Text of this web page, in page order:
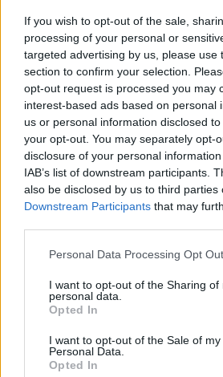
If you wish to opt-out of the sale,
processing of your personal or
targeted advertising by us, please use
section to confirm your selection.
opt-out request is processed you may
interest-based ads based on personal
us or personal information disclosed
your opt-out. You may separately opt-
disclosure of your personal
IAB’s list of downstream participants.
also be disclosed by us to third parties
Downstream Participants that may
Please note that this website/app uses
not limited to your visit or usage
grant or deny consent to Google and
use your data for below specified
consent section.
Personal Data Processing Opt
I want to opt-out of the Sharing of
personal data.
Opted In
I want to opt-out of the Sale of my
Personal Data.
Opted In
figyelmüket, hogy a
címeket a rendszer
ÖNNEK AJÁNLJUK
SZÓRAKOZÁS
KVÍZ: Ki született
Egy bolgár kamionos
a pihenőidőt
SPORT
Eldől a Ferencváros sorsa